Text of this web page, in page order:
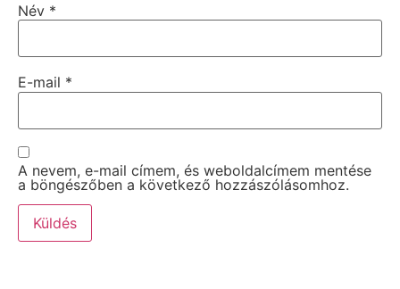
Név *
E-mail *
A nevem, e-mail címem, és weboldalcímem mentése
a böngészőben a következő hozzászólásomhoz.